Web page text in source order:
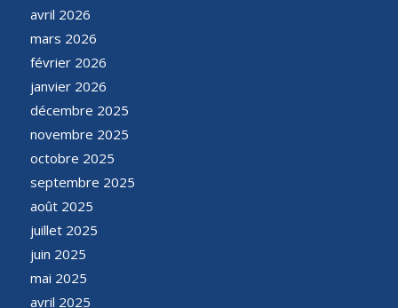
avril 2026
mars 2026
février 2026
janvier 2026
décembre 2025
novembre 2025
octobre 2025
septembre 2025
août 2025
juillet 2025
juin 2025
mai 2025
avril 2025